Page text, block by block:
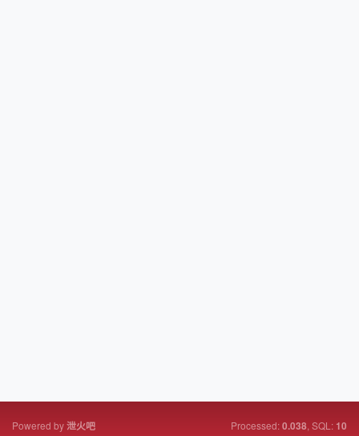
Powered by泄火吧 Processed:0.038, SQL: 10